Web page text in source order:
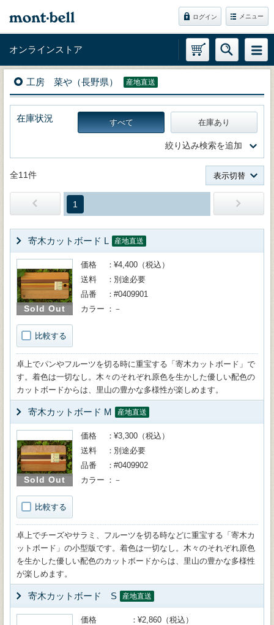
ログイン メニュー
オンラインストア
工房 菜や（長野県） 産地直送
在庫状況 すべて 在庫あり
絞り込み検索を追加
全11件 表示切替
1
寄木カットボード L 産地直送
Sold Out
比較する
価格
¥4,400（税込）
送料
別途必要
品番
#0409901
カラー
－
卓上でパンやフルーツを切る時に重宝する「寄木カットボード」で
す。着色は一切なし。木々のそれぞれ原色を生かした優しい配色の
カットボードからは、里山の豊かな多様性が楽しめます。
寄木カットボード M 産地直送
Sold Out
比較する
価格
¥3,300（税込）
送料
別途必要
品番
#0409902
カラー
－
卓上でチーズやサラミ、フルーツを切る時などに重宝する「寄木カ
ットボード」の小型版です。着色は一切なし。木々のそれぞれ原色
を生かした優しい配色のカットボードからは、里山の豊かな多様性
が楽しめます。
寄木カットボード S 産地直送
価格
¥2,860（税込）